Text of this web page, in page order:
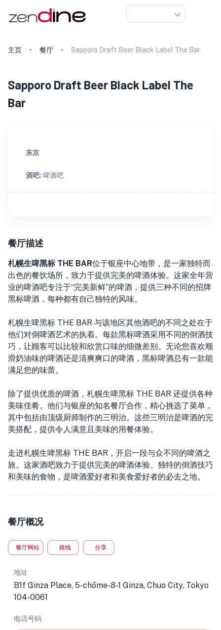
主页 餐厅 Sapporo Draft Beer Black Label The Bar
Sapporo Draft Beer Black Label The
Bar
东京
酒吧: 啤酒吧
餐厅描述
札幌生啤黑标 THE BAR位于银座中心地带， 是一家独特而
出色的餐饮场所，致力于提供完美的啤酒体验。这家全年营
业的啤酒吧专注于“完美新鲜”的啤酒，提供三种不同的招牌
黑标啤酒，每种都有自己独特的风味。
札幌生啤黑标 THE BAR 与该地区其他酒吧的不同之处在于
他们对倒啤酒艺术的执着。每款黑标啤酒采用不同的倒酒技
巧，让顾客可以比较和欣赏口味的细微差别。无论您喜欢顺
滑奶油味的啤酒还是清爽爽口的啤酒，黑标啤酒总有一款能
满足您的味蕾。
除了提供优质的啤酒，札幌生啤黑标 THE BAR 还提供各种
美味佳肴。他们与银座的知名餐厅合作，精心挑选了菜单，
其中包括由顶级厨师制作的三明治。这些三明治是啤酒的完
美搭配，提供令人满意且美味的用餐体验。
走进札幌生啤黑标 THE BAR，开启一段与众不同的啤酒之
旅。这家酒吧致力于提供完美的啤酒体验、独特的倒酒技巧
和美味的食物，是啤酒爱好者和美食爱好者的必去之地。
餐厅概况
餐厅网站 路线 分享
地址
B1f Ginza Place, 5-chōme-8-1 Ginza, Chuo City, Tokyo
104-0061
电话号码